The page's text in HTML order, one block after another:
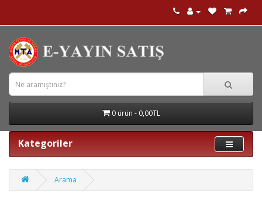
0 ürün - 0,00TL
Kategoriler
Arama